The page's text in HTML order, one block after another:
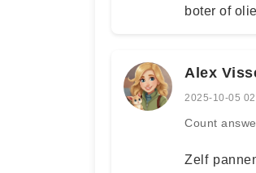
boter of
Alex
2025-10-05
Count
Zelf